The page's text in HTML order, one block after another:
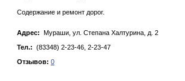
Содержание и ремонт дорог.
Адрес: Мураши, ул. Стeпaнa Хaлтуpинa, д. 2
Тел.: (83348) 2-23-46, 2-23-47
Отзывов: 0